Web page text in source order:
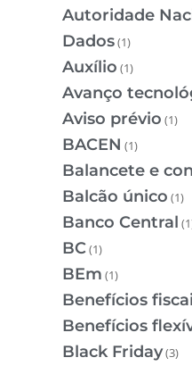
Autoridade
Dados(1)
Auxílio (1)
Avanço
Aviso prévio (1)
BACEN (1)
Balancete e
Balcão único (1)
Banco Central
BC(1)
BEm (1)
Benefícios
Benefícios
Black Friday(3)